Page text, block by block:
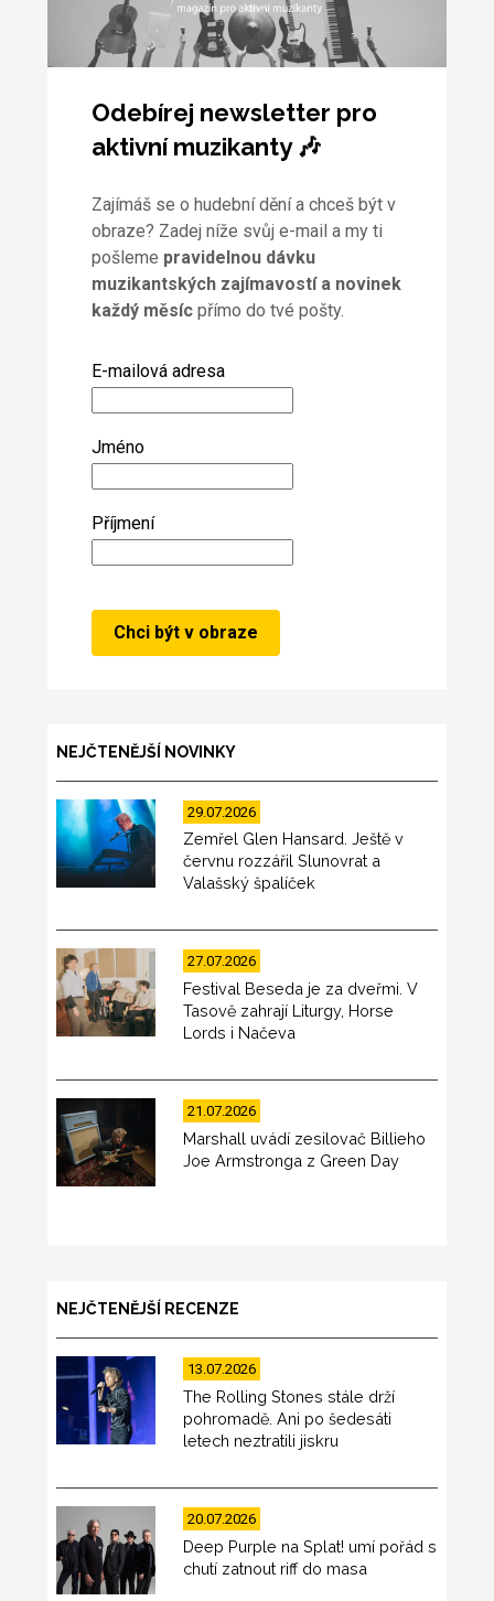
Odebírej newsletter pro
aktivní muzikanty 🎶
Zajímáš se o hudební dění a chceš být v
obraze? Zadej níže svůj e-mail a my ti
pošleme pravidelnou dávku
muzikantských zajímavostí a novinek
každý měsícpřímo do tvé pošty.
E-mailová adresa
Jméno
Příjmení
NEJČTENĚJŠÍ NOVINKY
29.07.2026
Zemřel Glen Hansard. Ještě v
červnu rozzářil Slunovrat a
Valašský špalíček
27.07.2026
Festival Beseda je za dveřmi. V
Tasově zahrají Liturgy, Horse
Lords i Načeva
21.07.2026
Marshall uvádí zesilovač Billieho
Joe Armstronga z Green Day
NEJČTENĚJŠÍ RECENZE
13.07.2026
The Rolling Stones stále drží
pohromadě. Ani po šedesáti
letech neztratili jiskru
20.07.2026
Deep Purple na Splat! umí pořád s
chutí zatnout riff do masa